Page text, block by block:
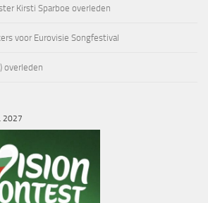
Kirsti Sparboe overleden
voor Eurovisie Songfestival
overleden
2027